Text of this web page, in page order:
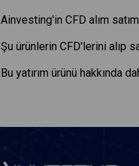
Ainvesting'in CFD alım
Şu ürünlerin CFD'lerini alıp
Bu yatırım ürünü hakkında